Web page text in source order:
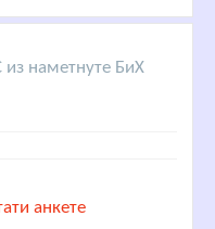
из наметнуте БиХ
анкете